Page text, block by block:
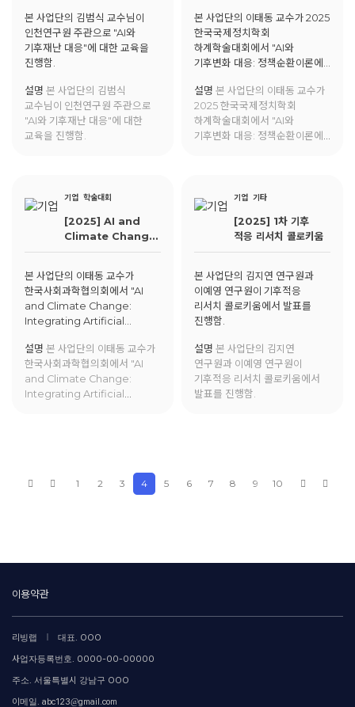
본 사업단의 김범식 교수님이
인천연구원 주관으로 "AI와
기후재난 대응"에 대한 교육을
진행함.
설명 본 사업단의 김범식
교수님이 인천연구원 주관으로
"AI와 기후재난 대응"에 대한
교육을 진행함.
기후정책 적용
가능성과 한계 분석
본 사업단의 이태동 교수가 2025
한국국제정치학회
하계학술대회에서 "AI와
기후변화 대응: 정책순환이론에
적용 가능성과 한계 분석"에 대해
발표함.
설명 본 사업단의 이태동 교수가
2025 한국국제정치학회
하계학술대회에서 "AI와
기후변화 대응: 정책순환이론에
기업 학술대회
[2025] AI and
Climate Change:
Integrating
Intelligence
(AGI) into
Climate Policy
본 사업단의 이태동 교수가
한국사회과학협의회에서 "AI
and Climate Change:
Integrating Artificial
into Climate Policy"에 대한
발표를 진행함.
설명 본 사업단의 이태동 교수가
한국사회과학협의회에서 "AI
and Climate Change:
Integrating Artificial
기업 기타
[2025] 1차 기후
적응 리서치 콜로키움
본 사업단의 김지연 연구원과
이예영 연구원이 기후적응
리서치 콜로키움에서 발표를
진행함.
설명 본 사업단의 김지연
연구원과 이예영 연구원이
기후적응 리서치 콜로키움에서
발표를 진행함.
1 2 3 4 5 6 7 8 9 10
이용약관
리빙랩 |
대표. OOO
사업자등록번호. 0000-00-00000
주소. 서울특별시 강남구 OOO
이메일. abc123@gmail.com